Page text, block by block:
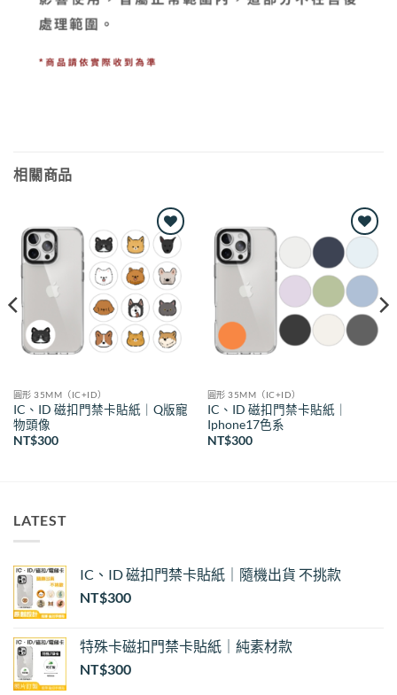
相關商品
Add to
wishlist
圓形 35MM（IC+ID）
IC、ID 磁扣門禁卡貼紙｜Q版寵
物頭像
NT$300
Add to
wishlist
圓形 35MM（IC+ID）
IC、ID 磁扣門禁卡貼紙｜
Iphone17色系
NT$300
LATEST
IC、ID 磁扣門禁卡貼紙｜隨機出貨 不挑款
NT$300
特殊卡磁扣門禁卡貼紙｜純素材款
NT$300